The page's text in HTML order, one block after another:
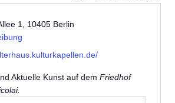
1, 10405 Berlin
Aktuelle Kunst auf dem Friedhof